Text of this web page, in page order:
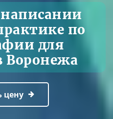
по
для
Воронежа
цену